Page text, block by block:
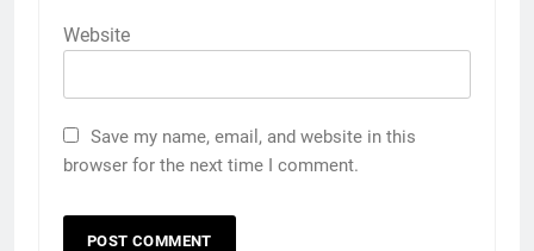
Website
Save my name, email, and website in this
browser for the next time I comment.